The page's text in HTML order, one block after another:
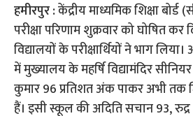
हमीरपुर :केंद्रीय माध्यमिक शिक्षा
परीक्षा परिणाम शुक्रवार को घोषित कर
विद्यालयों के परीक्षार्थियों ने भाग
में मुख्यालय के महर्षि विद्यामंदिर
कुमार 96 प्रतिशत अंक पाकर अभी तक
हैं। इसी स्कूल की अदिति सचान 93, रुद्र